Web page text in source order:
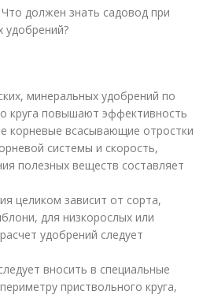
должен знать садовод при
удобрений?
минеральных удобрений по
круга повышают эффективность
корневые всасывающие отростки
системы и скорость,
полезных веществ составляет
целиком зависит от сорта,
для низкорослых или
удобрений следует
вносить в специальные
приствольного круга,